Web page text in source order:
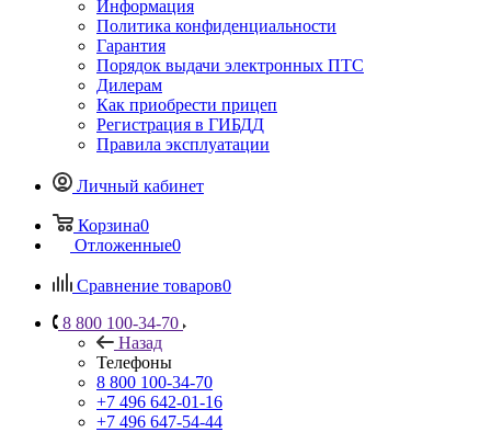
Информация
Политика конфиденциальности
Гарантия
Порядок выдачи электронных ПТС
Дилерам
Как приобрести прицеп
Регистрация в ГИБДД
Правила эксплуатации
Личный кабинет
Корзина0
Отложенные0
Сравнение товаров0
8 800 100-34-70
Назад
Телефоны
8 800 100-34-70
+7 496 642-01-16
+7 496 647-54-44